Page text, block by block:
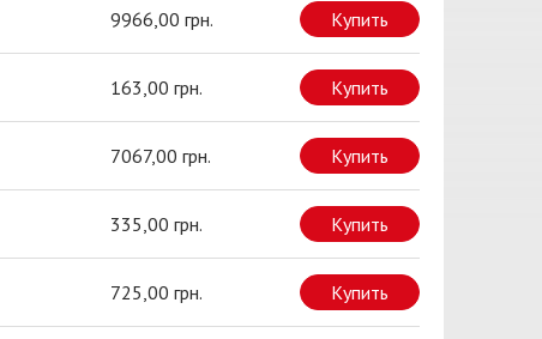
9966,00 грн. Купить
163,00 грн. Купить
7067,00 грн. Купить
335,00 грн. Купить
725,00 грн. Купить